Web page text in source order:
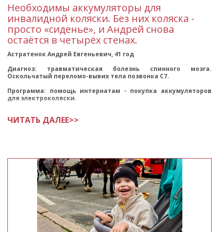
Необходимы аккумуляторы для
инвалидной коляски. Без них коляска -
просто «сиденье», и Андрей снова
остаётся в четырёх стенах.
Астратенок Андрей Евгеньевич, 41 год
Диагноз: травматическая болезнь спинного мозга.
Оскольчатый переломо-вывих тела позвонка C7.
Программа: помощь интернатам - покупка аккумуляторов
для электроколяски.
ЧИТАТЬ ДАЛЕЕ>>